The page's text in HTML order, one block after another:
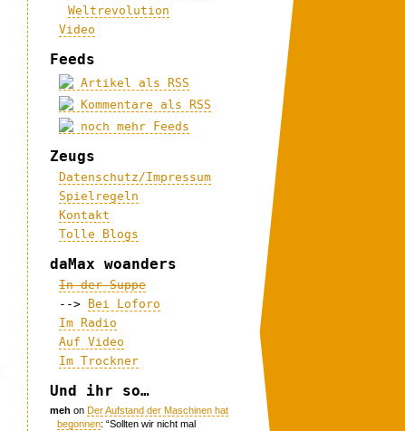
Weltrevolution
Video
Feeds
Artikel als RSS
Kommentare als RSS
noch mehr Feeds
Zeugs
Datenschutz/Impressum
Spielregeln
Kontakt
Tolle Blogs
daMax woanders
In der Suppe
-->
Bei Loforo
Im Radio
Auf Video
Im Trockner
Und ihr so…
meh onDer Aufstand der Maschinen hat
begonnen: “Sollten wir nicht mal